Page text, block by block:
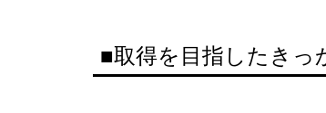
■取得を目指したきっ